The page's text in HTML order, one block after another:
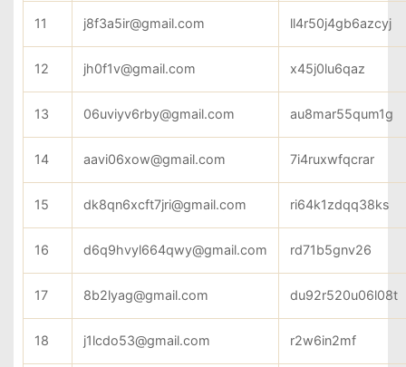
11 j8f3a5ir@gmail.com ll4r50j4gb6azcyj
12 jh0f1v@gmail.com x45j0lu6qaz
13 06uviyv6rby@gmail.com au8mar55qum1g
14 aavi06xow@gmail.com 7i4ruxwfqcrar
15 dk8qn6xcft7jri@gmail.com ri64k1zdqq38ks
16 d6q9hvyl664qwy@gmail.com rd71b5gnv26
17 8b2lyag@gmail.com du92r520u06l08t
18 j1lcdo53@gmail.com r2w6in2mf